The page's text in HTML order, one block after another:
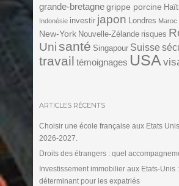
grande-bretagne grippe porcine Haïti
Indonésie investir japon Londres Maroc
New-York Nouvelle-Zélande risques
Unisanté Singapour Suisse
travail témoignages USA
ARTICLES RÉCENTS
Choisir une école française aux Etats
2026-2027.
Droits des étrangers : quel
Investissement immobilier aux Etats-Unis
déterminant pour les expatriés